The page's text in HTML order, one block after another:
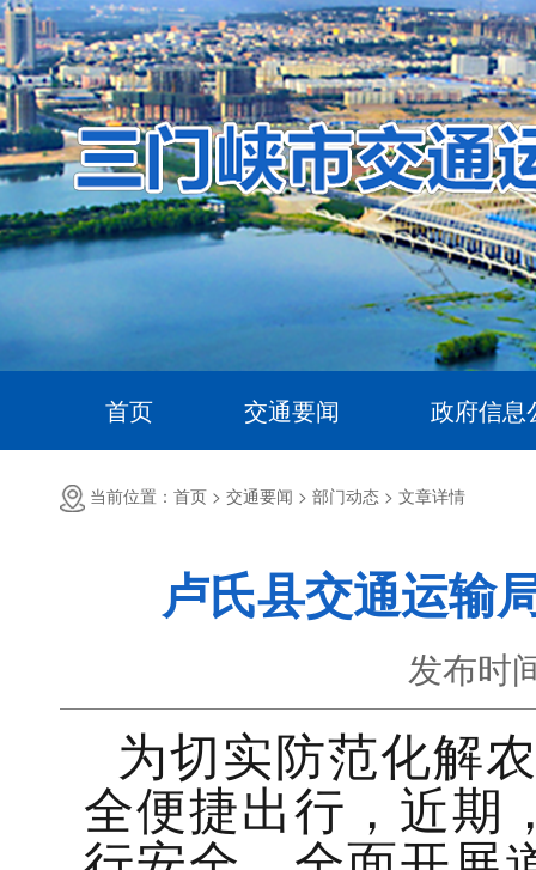
首页 交通要闻 政府信息
当前位置：首页 > 交通要闻 > 部门动态 > 文章详情
卢氏县交通运输
发布时
为切实防范化解
全便捷出行，近期